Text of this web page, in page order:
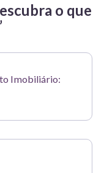
o que
Imobiliário: